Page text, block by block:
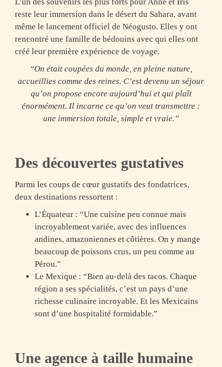
L’un des souvenirs les plus forts pour Anne et Iris
reste leur immersion dans le désert du Sahara, avant
même le lancement officiel de Néogusto. Elles y ont
rencontré une famille de bédouins avec qui elles ont
créé leur première expérience de voyage.
“On était coupées du monde, en pleine nature,
accueillies comme des reines. C’est devenu un séjour
qu’on propose encore aujourd’hui et qui plaît
énormément. Il incarne ce qu’on veut transmettre :
une immersion totale, simple et vraie.”
Des découvertes gustatives
Parmi les coups de cœur gustatifs des fondatrices,
deux destinations ressortent :
L’Équateur : “Une cuisine peu connue mais
incroyablement variée, avec des influences
andines, amazoniennes et côtières. On y mange
beaucoup de poissons crus, un peu comme au
Pérou.”
Le Mexique : “Bien au-delà des tacos. Chaque
région a ses spécialités, c’est un pays d’une
richesse culinaire incroyable. Et les Mexicains
sont d’une hospitalité formidable.”
Une agence à taille humaine